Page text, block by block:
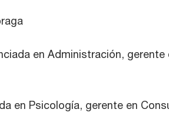
en Administración, gerente
Psicología, gerente en